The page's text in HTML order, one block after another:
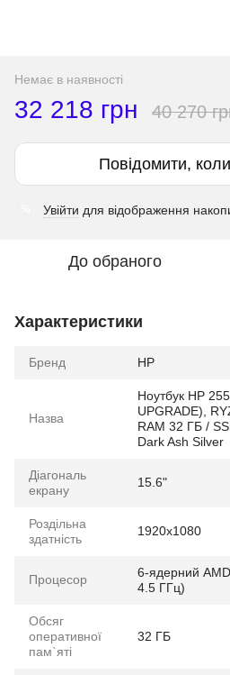
Немає в наявності
32 218 грн 40 270
Повідомити,
Увійти для відображення
До обраного
Характеристики
Бренд HP
Назва
Ноутбук HP
UPGRADE),
RAM 32 ГБ /
Dark Ash Silver
Діагональ
екрану
15.6"
Роздільна
здатність
1920x1080
Процесор
6-ядерний
4.5 ГГц)
Обсяг
оперативної
пам`яті
32 ГБ